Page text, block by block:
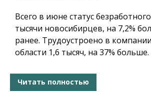
Всего в июне статус
тысячи новосибирцев, на 7,2%
ранее. Трудоустроено в
области 1,6 тысяч, на 37% больше.
Читать полностью